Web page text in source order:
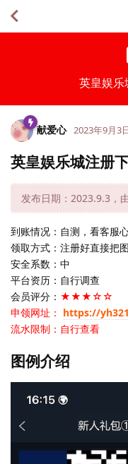
英皇娱乐
献爱心 2023年9月3
英皇娱乐城注册
发布日期：2023.9.3，
到账情况：自测，看客服
领取方式：注册好直接把
安全系数：中
平台资历：自行调查
会员评分： ★★★☆☆
申领网址： https://
流水限制：自行查看
图例介绍